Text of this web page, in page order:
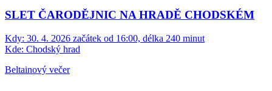
SLET ČARODĚJNIC NA HRADĚ CHODSKÉM
Kdy: 30. 4. 2026 začátek od 16:00, délka 240 minut
Kde: Chodský hrad
Beltainový večer